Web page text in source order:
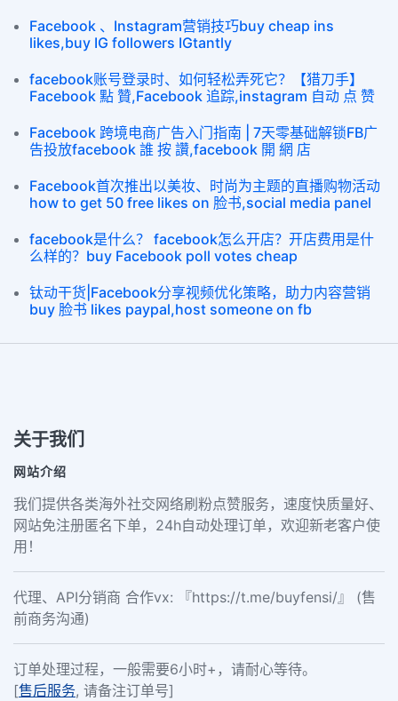
Facebook 、Instagram营销技巧buy cheap ins
likes,buy IG followers IGtantly
facebook账号登录时、如何轻松弄死它？【猎刀手】
Facebook 點 贊,Facebook 追踪,instagram 自动 点 赞
Facebook 跨境电商广告入门指南 | 7天零基础解锁FB广
告投放facebook 誰 按 讚,facebook 開 網 店
Facebook首次推出以美妆、时尚为主题的直播购物活动
how to get 50 free likes on 脸书,social media panel
facebook是什么？ facebook怎么开店？开店费用是什
么样的？buy Facebook poll votes cheap
钛动干货|Facebook分享视频优化策略，助力内容营销
buy 脸书 likes paypal,host someone on fb
关于我们
网站介绍
我们提供各类海外社交网络刷粉点赞服务，速度快质量好、
网站免注册匿名下单，24h自动处理订单，欢迎新老客户使
用！
代理、API分销商 合作vx: 『https://t.me/buyfensi/』 (售
前商务沟通)
订单处理过程，一般需要6小时+，请耐心等待。
[售后服务, 请备注订单号]